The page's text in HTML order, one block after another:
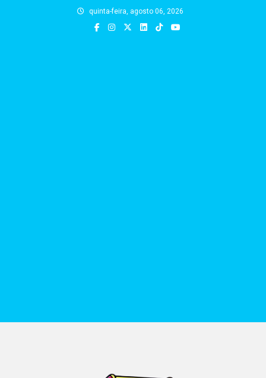
quinta-feira, agosto 06, 2026